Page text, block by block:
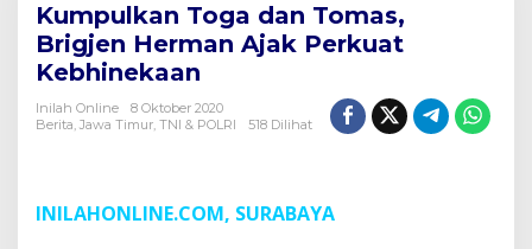
dan
Tomas,
Brigjen
Herman
Ajak
Perkuat
Kumpulkan Toga dan Tomas,
Brigjen Herman Ajak Perkuat
Kebhinekaan
Inilah Online
8 Oktober 2020
Berita, Jawa Timur, TNI & POLRI 518 Dilihat
INILAHONLINE.COM, SURABAYA